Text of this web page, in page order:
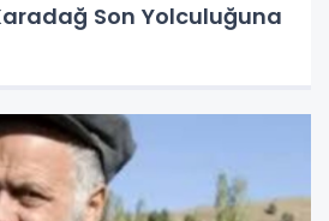
Son Yolculuğuna